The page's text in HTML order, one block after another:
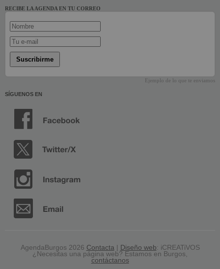
RECIBE LA AGENDA EN TU CORREO
Suscribirme
Ejemplo de lo que te enviamos
SÍGUENOS EN
AgendaBurgos 2026 Contacta Diseño web: iCREATiVOS
¿Necesitas una página web? Estamos en Burgos,
contáctanos